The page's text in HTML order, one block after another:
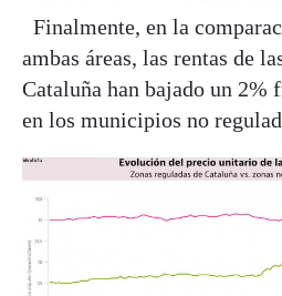
Finalmente, en la
ambas áreas, las rentas de
Cataluña han bajado un 2%
en los municipios no